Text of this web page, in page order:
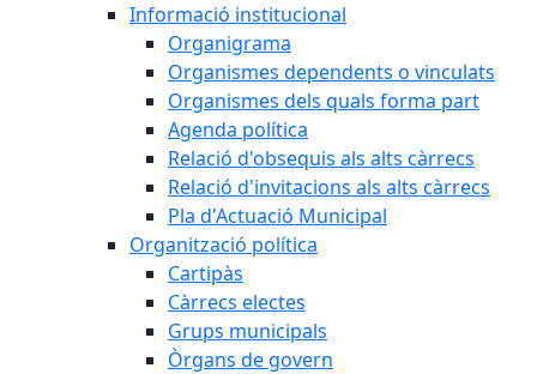
Informació institucional
Organigrama
Organismes dependents o vinculats
Organismes dels quals forma part
Agenda política
Relació d'obsequis als alts càrrecs
Relació d'invitacions als alts càrrecs
Pla d'Actuació Municipal
Organització política
Cartipàs
Càrrecs electes
Grups municipals
Òrgans de govern